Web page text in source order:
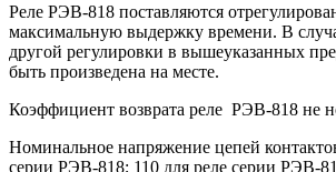
Реле РЭВ-818 поставляются
максимальную выдержку времени. В
другой регулировки в вышеуказанных
быть произведена на месте.
Коэффициент возврата реле РЭВ-818 не
Номинальное напряжение цепей
серии РЭВ-818; 110 для реле серии РЭВ-